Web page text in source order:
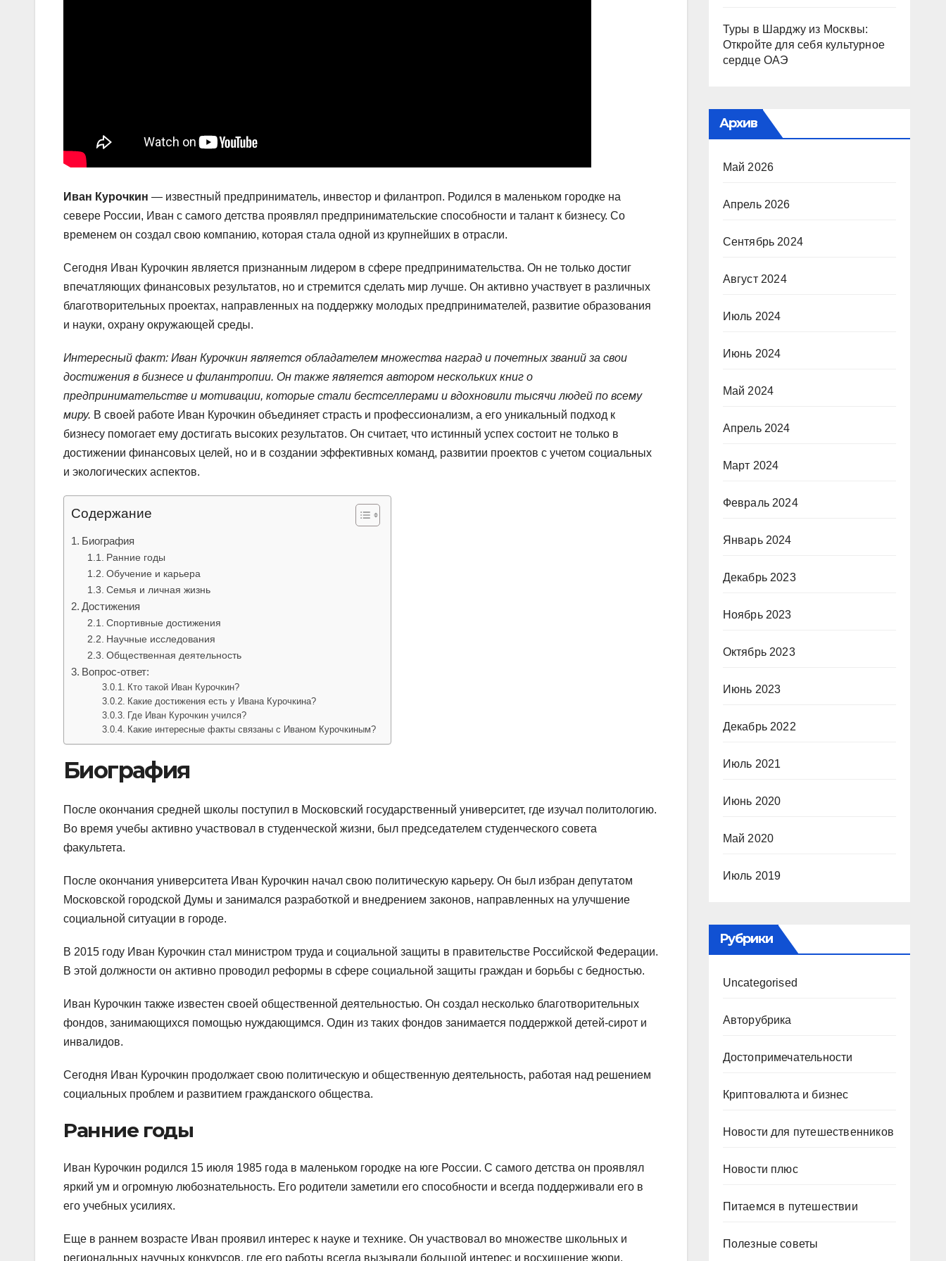
Иван Курочкин — известный предприниматель, инвестор и филантроп. Родился в маленьком городке на
севере России, Иван с самого детства проявлял предпринимательские способности и талант к бизнесу. Со
временем он создал свою компанию, которая стала одной из крупнейших в отрасли.
Сегодня Иван Курочкин является признанным лидером в сфере предпринимательства. Он не только достиг
впечатляющих финансовых результатов, но и стремится сделать мир лучше. Он активно участвует в различных
благотворительных проектах, направленных на поддержку молодых предпринимателей, развитие образования
и науки, охрану окружающей среды.
Интересный факт: Иван Курочкин является обладателем множества наград и почетных званий за свои
достижения в бизнесе и филантропии. Он также является автором нескольких книг о
предпринимательстве и мотивации, которые стали бестселлерами и вдохновили тысячи людей по всему
миру. В своей работе Иван Курочкин объединяет страсть и профессионализм, а его уникальный подход к
бизнесу помогает ему достигать высоких результатов. Он считает, что истинный успех состоит не только в
достижении финансовых целей, но и в создании эффективных команд, развитии проектов с учетом социальных
и экологических аспектов.
Содержание
Биография
Ранние годы
Обучение и карьера
Семья и личная жизнь
Достижения
Спортивные достижения
Научные исследования
Общественная деятельность
Вопрос-ответ:
Кто такой Иван Курочкин?
Какие достижения есть у Ивана Курочкина?
Где Иван Курочкин учился?
Какие интересные факты связаны с Иваном Курочкиным?
Биография
После окончания средней школы поступил в Московский государственный университет, где изучал политологию.
Во время учебы активно участвовал в студенческой жизни, был председателем студенческого совета
факультета.
После окончания университета Иван Курочкин начал свою политическую карьеру. Он был избран депутатом
Московской городской Думы и занимался разработкой и внедрением законов, направленных на улучшение
социальной ситуации в городе.
В 2015 году Иван Курочкин стал министром труда и социальной защиты в правительстве Российской Федерации.
В этой должности он активно проводил реформы в сфере социальной защиты граждан и борьбы с бедностью.
Иван Курочкин также известен своей общественной деятельностью. Он создал несколько благотворительных
фондов, занимающихся помощью нуждающимся. Один из таких фондов занимается поддержкой детей-сирот и
инвалидов.
Сегодня Иван Курочкин продолжает свою политическую и общественную деятельность, работая над решением
социальных проблем и развитием гражданского общества.
Ранние годы
Иван Курочкин родился 15 июля 1985 года в маленьком городке на юге России. С самого детства он проявлял
яркий ум и огромную любознательность. Его родители заметили его способности и всегда поддерживали его в
его учебных усилиях.
Еще в раннем возрасте Иван проявил интерес к науке и технике. Он участвовал во множестве школьных и
региональных научных конкурсов, где его работы всегда вызывали большой интерес и восхищение жюри.
Туры в Шарджу из Москвы:
Откройте для себя культурное
сердце ОАЭ
Архив
Май 2026
Апрель 2026
Сентябрь 2024
Август 2024
Июль 2024
Июнь 2024
Май 2024
Апрель 2024
Март 2024
Февраль 2024
Январь 2024
Декабрь 2023
Ноябрь 2023
Октябрь 2023
Июнь 2023
Декабрь 2022
Июль 2021
Июнь 2020
Май 2020
Июль 2019
Рубрики
Uncategorised
Авторубрика
Достопримечательности
Криптовалюта и бизнес
Новости для путешественников
Новости плюс
Питаемся в путешествии
Полезные советы